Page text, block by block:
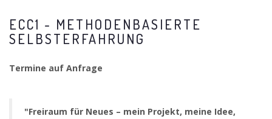
ECC1 - METHODENBASIERTE
SELBSTERFAHRUNG
Termine auf Anfrage
"Freiraum für Neues – mein Projekt, meine Idee,